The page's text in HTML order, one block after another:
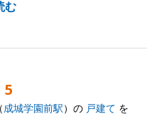
むきて本当に良かったで
ご気軽にご連絡くださ
5
成城学園前駅）の 戸建て を